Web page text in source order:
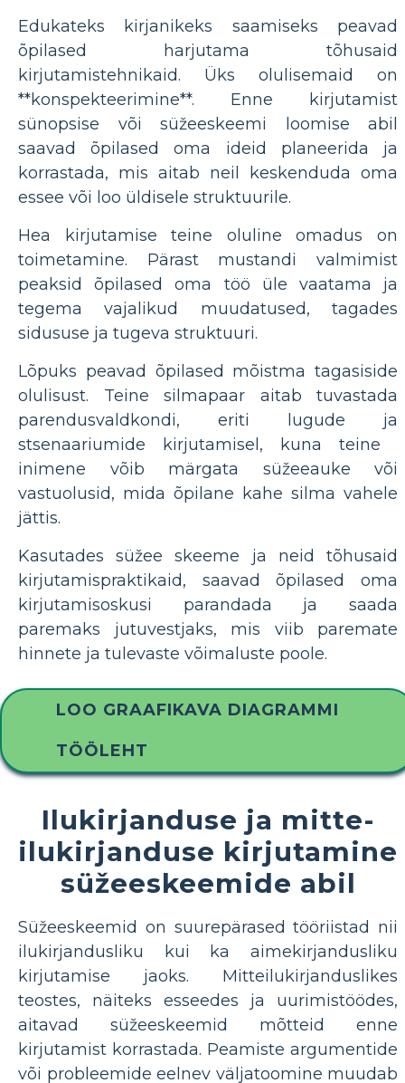
Edukateks kirjanikeks saamiseks peavad
õpilased harjutama tõhusaid
kirjutamistehnikaid. Üks olulisemaid on
**konspekteerimine**. Enne kirjutamist
sünopsise või süžeeskeemi loomise abil
saavad õpilased oma ideid planeerida ja
korrastada, mis aitab neil keskenduda oma
essee või loo üldisele struktuurile.
Hea kirjutamise teine ​​​​oluline omadus on
toimetamine. Pärast mustandi valmimist
peaksid õpilased oma töö üle vaatama ja
tegema vajalikud muudatused, tagades
sidususe ja tugeva struktuuri.
Lõpuks peavad õpilased mõistma tagasiside
olulisust. Teine ​​silmapaar aitab tuvastada
parendusvaldkondi, eriti lugude ja
stsenaariumide kirjutamisel, kuna teine ​​​​
inimene võib märgata süžeeauke või
vastuolusid, mida õpilane kahe silma vahele
jättis.
Kasutades süžee skeeme ja neid tõhusaid
kirjutamispraktikaid, saavad õpilased oma
kirjutamisoskusi parandada ja saada
paremaks jutuvestjaks, mis viib paremate
hinnete ja tulevaste võimaluste poole.
LOO GRAAFIKAVA DIAGRAMMI
TÖÖLEHT
Ilukirjanduse ja mitte-
ilukirjanduse kirjutamine
süžeeskeemide abil
Süžeeskeemid on suurepärased tööriistad nii
ilukirjandusliku kui ka aimekirjandusliku
kirjutamise jaoks. Mitteilukirjanduslikes
teostes, näiteks esseedes ja uurimistöödes,
aitavad süžeeskeemid mõtteid enne
kirjutamist korrastada. Peamiste argumentide
või probleemide eelnev väljatoomine muudab